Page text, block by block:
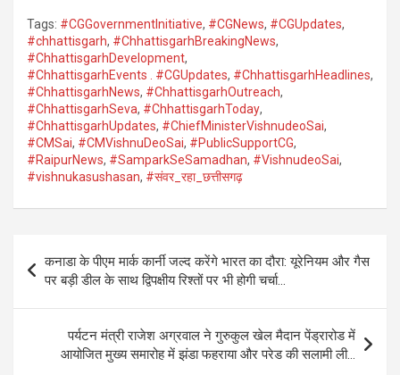
Tags: #CGGovernmentInitiative, #CGNews, #CGUpdates,
#chhattisgarh, #ChhattisgarhBreakingNews,
#ChhattisgarhDevelopment,
#ChhattisgarhEvents . #CGUpdates, #ChhattisgarhHeadlines,
#ChhattisgarhNews, #ChhattisgarhOutreach,
#ChhattisgarhSeva, #ChhattisgarhToday,
#ChhattisgarhUpdates, #ChiefMinisterVishnudeoSai,
#CMSai, #CMVishnuDeoSai, #PublicSupportCG,
#RaipurNews, #SamparkSeSamadhan, #VishnudeoSai,
#vishnukasushasan, #संवर_रहा_छत्तीसगढ़
navigation
कनाडा के पीएम मार्क कार्नी जल्द करेंगे भारत का दौरा: यूरेनियम और गैस
पर बड़ी डील के साथ द्विपक्षीय रिश्तों पर भी होगी चर्चा…
पर्यटन मंत्री राजेश अग्रवाल ने गुरुकुल खेल मैदान पेंड्रारोड में
आयोजित मुख्य समारोह में झंडा फहराया और परेड की सलामी ली…